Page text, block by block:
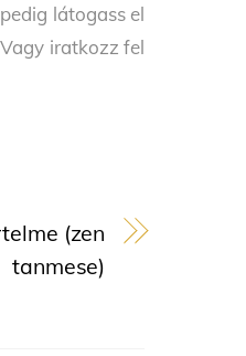
látogass el
iratkozz fel
(zen
tanmese)